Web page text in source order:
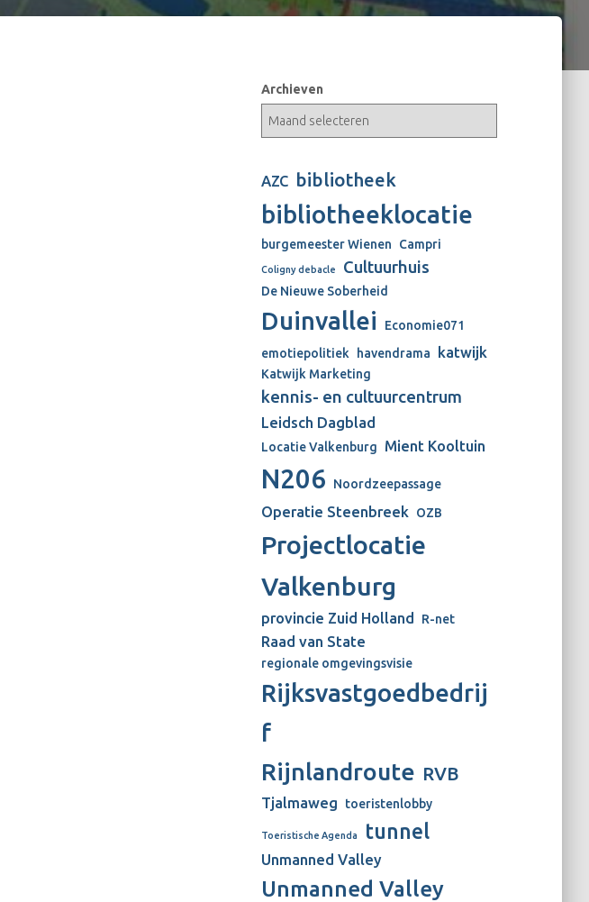
Archieven
AZC bibliotheek
bibliotheeklocatie
burgemeester Wienen Campri
Coligny debacle Cultuurhuis
De Nieuwe Soberheid
Duinvallei
Economie071
emotiepolitiek
havendrama katwijk
Katwijk Marketing
kennis- en cultuurcentrum
Leidsch Dagblad
Locatie Valkenburg Mient Kooltuin
N206 Noordzeepassage
Operatie Steenbreek OZB
Projectlocatie
Valkenburg
provincie Zuid Holland R-net
Raad van State
regionale omgevingsvisie
Rijksvastgoedbedrij
f
Rijnlandroute RVB
Tjalmaweg toeristenlobby
Toeristische Agenda tunnel
Unmanned Valley
Unmanned Valley